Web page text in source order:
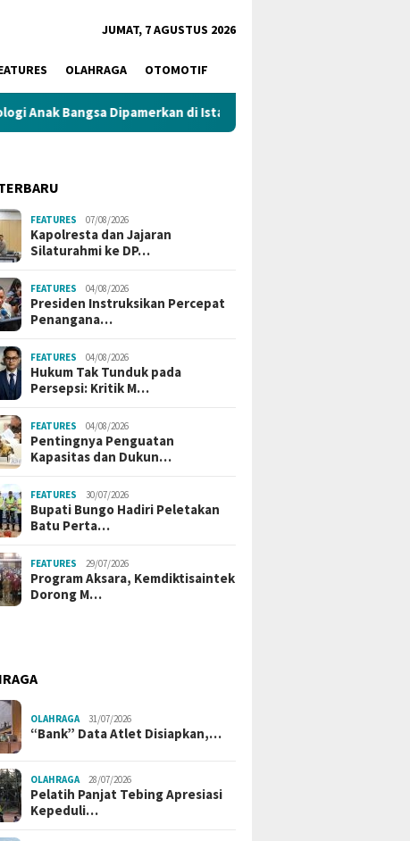
JUMAT, 7 AGUSTUS 2026
OLAHRAGA OTOMOTIF
di Istana Kapolresta dan Jajaran Silaturahmi ke
Pelanggaran Plat
ETLE
Warga Sampaikan Mosi
Kinerja Ketua RT 05
FEATURES 07/08/2026
Kapolresta dan Jajaran
Silaturahmi ke DP…
FEATURES 04/08/2026
Presiden Instruksikan Percepat
Penangana…
FEATURES 04/08/2026
Hukum Tak Tunduk pada
Persepsi: Kritik M…
FEATURES 04/08/2026
Pentingnya Penguatan
Kapasitas dan Dukun…
FEATURES 30/07/2026
Bupati Bungo Hadiri Peletakan
Batu Perta…
FEATURES 29/07/2026
Program Aksara, Kemdiktisaintek
Dorong M…
OLAHRAGA 31/07/2026
“Bank” Data Atlet Disiapkan,…
OLAHRAGA 28/07/2026
Pelatih Panjat Tebing Apresiasi
Kepeduli…